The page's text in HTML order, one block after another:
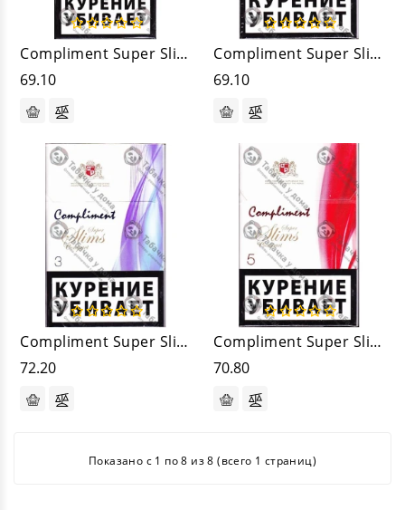
Compliment Super Slims 5
69.10
Compliment Super Slims Compact 1
69.10
Compliment Super Slims Compact 3
72.20
Compliment Super Slims Compact 5
70.80
Показано с 1 по 8 из 8 (всего 1 страниц)